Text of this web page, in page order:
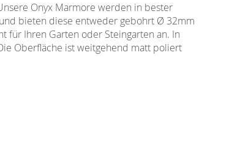
Onyx Marmore werden in bester
bieten diese entweder gebohrt Ø 32mm
für Ihren Garten oder Steingarten an. In
Oberfläche ist weitgehend matt poliert